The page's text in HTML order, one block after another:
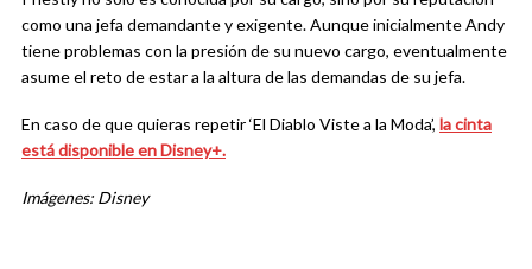
como una jefa demandante y exigente. Aunque inicialmente Andy
tiene problemas con la presión de su nuevo cargo, eventualmente
asume el reto de estar a la altura de las demandas de su jefa.
En caso de que quieras repetir ‘El Diablo Viste a la Moda’, la cinta
está disponible en Disney+.
Imágenes: Disney